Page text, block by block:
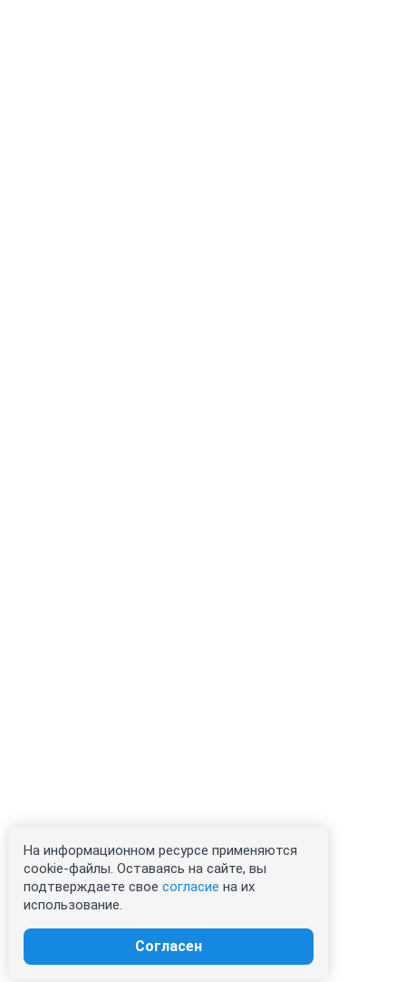
На информационном ресурсе применяются
cookie-файлы. Оставаясь на сайте, вы
подтверждаете свое согласие на их
использование.
Согласен